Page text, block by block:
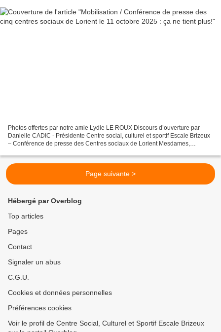
Photos offertes par notre amie Lydie LE ROUX Discours d’ouverture par
Danielle CADIC - Présidente Centre social, culturel et sportif Escale Brizeux
– Conférence de presse des Centres sociaux de Lorient Mesdames,
Page suivante >
Hébergé par Overblog
Top articles
Pages
Contact
Signaler un abus
C.G.U.
Cookies et données personnelles
Préférences cookies
Voir le profil de Centre Social, Culturel et Sportif Escale Brizeux